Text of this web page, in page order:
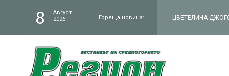
8
Август
2026
Гореща новина: ЦВЕТЕЛИНА